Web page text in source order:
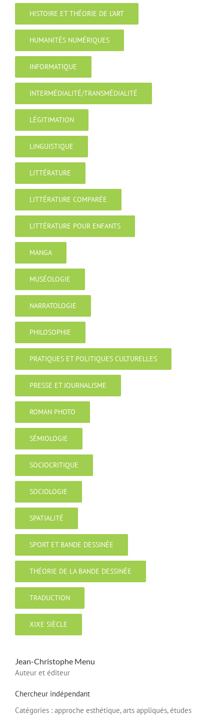
HISTOIRE ET THÉORIE DE L’ART
HUMANITÉS NUMÉRIQUES
INFORMATIQUE
INTERMÉDIALITÉ/TRANSMÉDIALITÉ
LÉGITIMATION
LINGUISTIQUE
LITTÉRATURE
LITTÉRATURE COMPARÉE
LITTÉRATURE POUR ENFANTS
MANGA
MUSÉOLOGIE
NARRATOLOGIE
PHILOSOPHIE
PRATIQUES ET POLITIQUES CULTURELLES
PRESSE ET JOURNALISME
ROMAN PHOTO
SÉMIOLOGIE
SOCIOCRITIQUE
SOCIOLOGIE
SPATIALITÉ
SPORT ET BANDE DESSINÉE
THÉORIE DE LA BANDE DESSINÉE
TRADUCTION
XIXE SIÈCLE
Jean-Christophe Menu
Auteur et éditeur
Chercheur indépendant
Catégories : approche esthétique,arts appliqués,études